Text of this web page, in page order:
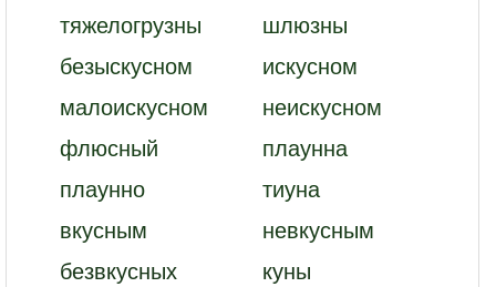
тяжелогрузны
шлюзны
безыскусном
искусном
малоискусном
неискусном
флюсный
плаунна
плаунно
тиуна
вкусным
невкусным
безвкусных
куны